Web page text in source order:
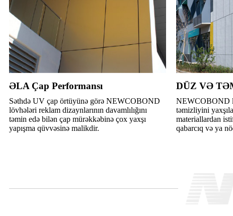
ƏLA Çap Performansı
Səthdə UV çap örtüyünə görə NEWCOBOND
lövhələri reklam dizaynlarının davamlılığını
təmin edə bilən çap mürəkkəbinə çox yaxşı
yapışma qüvvəsinə malikdir.
DÜZ VƏ
NEWCOBOND
təmizliyini
materiallardan
qabarcıq və ya